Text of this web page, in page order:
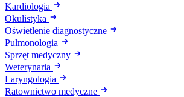
Kardiologia
Okulistyka
Oświetlenie diagnostyczne
Pulmonologia
Sprzęt medyczny
Weterynaria
Laryngologia
Ratownictwo medyczne